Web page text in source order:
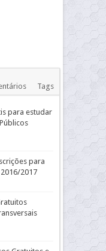
Tags
para estudar
para
2017